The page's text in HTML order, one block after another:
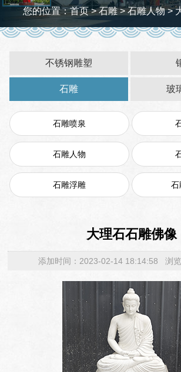
案例展示
关于我们
联系我们
您的位置：首页> 石雕 >石雕人物>
不锈钢雕塑
石雕 玻
石雕喷泉
石雕人物
石雕浮雕 石
大理石石雕佛像
添加时间：2023-02-14 18:14:58 浏